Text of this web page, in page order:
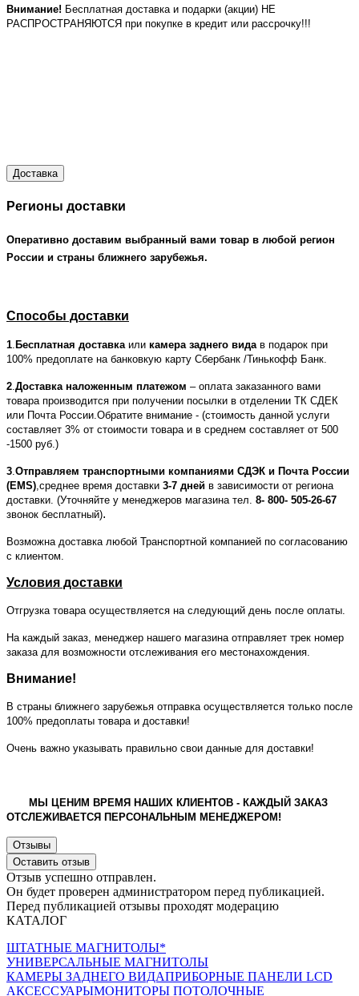
Внимание! Бесплатная доставка и подарки (акции) НЕ
РАСПРОСТРАНЯЮТСЯ при покупке в кредит или рассрочку!!!
Доставка
Регионы доставки
Оперативно доставим выбранный вами товар в любой регион
России и страны ближнего зарубежья.
Способы доставки
1. Бесплатная доставкаили камера заднего видав подарок при
100% предоплате на банковкую карту Сбербанк /Тинькофф Банк.
2.Доставка наложенным платежом – оплата заказанного вами
товара производится при получении посылки в отделении ТК СДЕК
или Почта России.Обратите внимание - (стоимость данной услуги
составляет 3% от стоимости товара и в среднем составляет от 500
-1500 руб.)
3.Отправляем транспортными компаниями СДЭК и Почта России
(EMS),среднее время доставки 3-7 дней в зависимости от региона
доставки. (Уточняйте у менеджеров магазина тел. 8- 800- 505-26-67
звонок бесплатный).
Возможна доставка любой Транспортной компанией по согласованию
с клиентом.
Условия доставки
Отгрузка товара осуществляется на следующий день после оплаты.
На каждый заказ, менеджер нашего магазина отправляет трек номер
заказа для возможности отслеживания его местонахождения.
Внимание!
В страны ближнего зарубежья отправка осуществляется только после
100% предоплаты товара и доставки!
Очень важно указывать правильно свои данные для доставки!
МЫ ЦЕНИМ ВРЕМЯ НАШИХ КЛИЕНТОВ - КАЖДЫЙ ЗАКАЗ
ОТСЛЕЖИВАЕТСЯ ПЕРСОНАЛЬНЫМ МЕНЕДЖЕРОМ!
Отзывы
Оставить отзыв
Отзыв успешно отправлен.
Он будет проверен администратором перед публикацией.
Перед публикацией отзывы проходят модерацию
КАТАЛОГ
ШТАТНЫЕ МАГНИТОЛЫ*
УНИВЕРСАЛЬНЫЕ МАГНИТОЛЫ
КАМЕРЫ ЗАДНЕГО ВИДАПРИБОРНЫЕ ПАНЕЛИ LCD
АКСЕССУАРЫМОНИТОРЫ ПОТОЛОЧНЫЕ